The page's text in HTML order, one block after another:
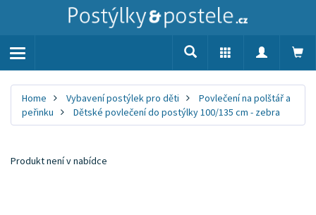
Toggle
Home Vybavení postýlek pro děti
Povlečení na polštář a
peřinku
Dětské povlečení do postýlky 100/135 cm - zebra
Produkt není v nabídce